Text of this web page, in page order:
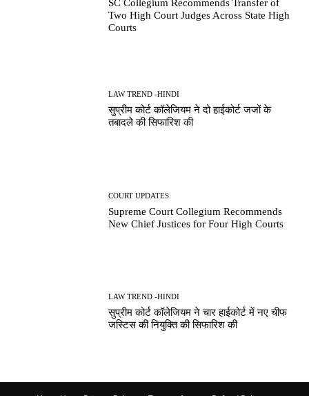
SC Collegium Recommends Transfer of
Two High Court Judges Across State High
Courts
LAW TREND -HINDI
सुप्रीम कोर्ट कॉलेजियम ने दो हाईकोर्ट जजों के
तबादले की सिफारिश की
COURT UPDATES
Supreme Court Collegium Recommends
New Chief Justices for Four High Courts
LAW TREND -HINDI
सुप्रीम कोर्ट कॉलेजियम ने चार हाईकोर्ट में नए चीफ
जस्टिस की नियुक्ति की सिफारिश की